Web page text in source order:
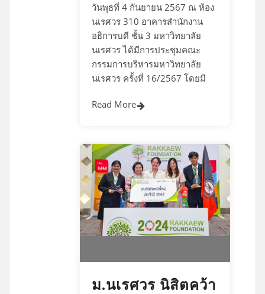
วันพุธที่ 4 กันยายน 2567 ณ ห้อง
นเรศวร 310 อาคารสำนักงาน
อธิการบดี ชั้น 3 มหาวิทยาลัย
นเรศวร ได้มีการประชุมคณะ
กรรมการบริหารมหาวิทยาลัย
นเรศวร ครั้งที่ 16/2567 โดยมี
Read More
ม.นเรศวร นิสิตคว้า